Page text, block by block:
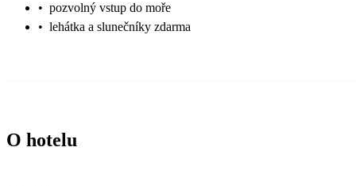
• pozvolný vstup do moře
• lehátka a slunečníky zdarma
O hotelu